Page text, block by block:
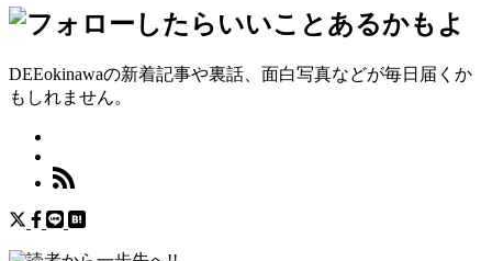
DEEokinawaの新着記事や裏話、面白写真などが毎日届くか
もしれません。